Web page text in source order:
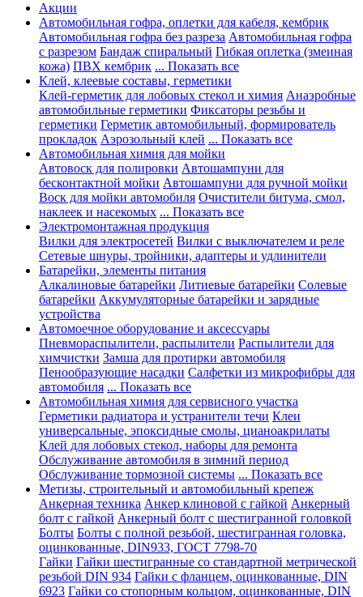
Акции
Автомобильная гофра, оплетки для кабеля, кембрик
Автомобильная гофра без разреза Автомобильная гофра
с разрезом Бандаж спиральный Гибкая оплетка (змеиная
кожа) ПВХ кембрик ... Показать все
Клей, клеевые составы, герметики
Клей-герметик для лобовых стекол и химия Анаэробные
автомобильные герметики Фиксаторы резьбы и
герметики Герметик автомобильный, формирователь
прокладок Аэрозольный клей ... Показать все
Автомобильная химия для мойки
Автовоск для полировки Автошампуни для
бесконтактной мойки Автошампуни для ручной мойки
Воск для мойки автомобиля Очистители битума, смол,
наклеек и насекомых ... Показать все
Электромонтажная продукция
Вилки для электросетей Вилки с выключателем и реле
Сетевые шнуры, тройники, адаптеры и удлинители
Батарейки, элементы питания
Алкалиновые батарейки Литиевые батарейки Солевые
батарейки Аккумуляторные батарейки и зарядные
устройства
Автомоечное оборудование и аксессуары
Пневмораспылители, распылители Распылители для
химчистки Замша для протирки автомобиля
Пенообразующие насадки Салфетки из микрофибры для
автомобиля ... Показать все
Автомобильная химия для сервисного участка
Герметики радиатора и устранители течи Клеи
универсальные, эпоксидные смолы, цианоакрилаты
Клей для лобовых стекол, наборы для ремонта
Обслуживание автомобиля в зимний период
Обслуживание тормозной системы ... Показать все
Метизы, строительный и автомобильный крепеж
Анкерная техника Анкер клиновой с гайкой Анкерный
болт с гайкой Анкерный болт с шестигранной головкой
Болты Болты с полной резьбой, шестигранная головка,
оцинкованные, DIN933, ГОСТ 7798-70
Гайки Гайки шестигранные со стандартной метрической
резьбой DIN 934 Гайки с фланцем, оцинкованные, DIN
6923 Гайки со стопорным кольцом, оцинкованные, DIN